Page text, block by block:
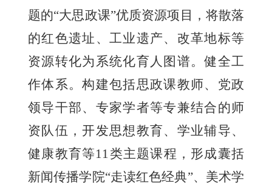
题的“大思政课”优质资源项目，将散落
的红色遗址、工业遗产、改革地标等
资源转化为系统化育人图谱。健全工
作体系。构建包括思政课教师、党政
领导干部、专家学者等专兼结合的师
资队伍，开发思想教育、学业辅导、
健康教育等11类主题课程，形成囊括
新闻传播学院“走读红色经典”、美术学